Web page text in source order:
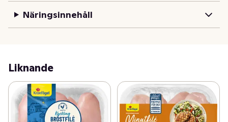
även grillas eller stekas i skivor. Servera gärna med ris,
grillade grönsaker och en god örtsås. Alltid svensk
Näringsinnehåll
Liknande